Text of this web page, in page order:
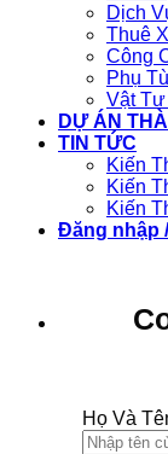
Dịch
Thuê
Công
Phụ
Vật
DỰ ÁN
TIN TỨC
Kiến
Kiến
Kiến
Đăng nhập
Họ Và